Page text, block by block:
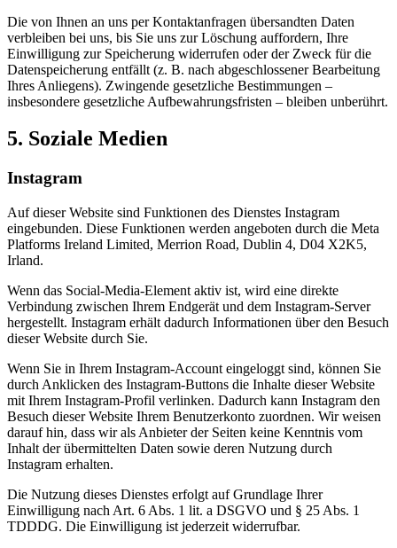
Die von Ihnen an uns per Kontaktanfragen übersandten Daten
verbleiben bei uns, bis Sie uns zur Löschung auffordern, Ihre
Einwilligung zur Speicherung widerrufen oder der Zweck für die
Datenspeicherung entfällt (z. B. nach abgeschlossener Bearbeitung
Ihres Anliegens). Zwingende gesetzliche Bestimmungen –
insbesondere gesetzliche Aufbewahrungsfristen – bleiben unberührt.
5. Soziale Medien
Instagram
Auf dieser Website sind Funktionen des Dienstes Instagram
eingebunden. Diese Funktionen werden angeboten durch die Meta
Platforms Ireland Limited, Merrion Road, Dublin 4, D04 X2K5,
Irland.
Wenn das Social-Media-Element aktiv ist, wird eine direkte
Verbindung zwischen Ihrem Endgerät und dem Instagram-Server
hergestellt. Instagram erhält dadurch Informationen über den Besuch
dieser Website durch Sie.
Wenn Sie in Ihrem Instagram-Account eingeloggt sind, können Sie
durch Anklicken des Instagram-Buttons die Inhalte dieser Website
mit Ihrem Instagram-Profil verlinken. Dadurch kann Instagram den
Besuch dieser Website Ihrem Benutzerkonto zuordnen. Wir weisen
darauf hin, dass wir als Anbieter der Seiten keine Kenntnis vom
Inhalt der übermittelten Daten sowie deren Nutzung durch
Instagram erhalten.
Die Nutzung dieses Dienstes erfolgt auf Grundlage Ihrer
Einwilligung nach Art. 6 Abs. 1 lit. a DSGVO und § 25 Abs. 1
TDDDG. Die Einwilligung ist jederzeit widerrufbar.